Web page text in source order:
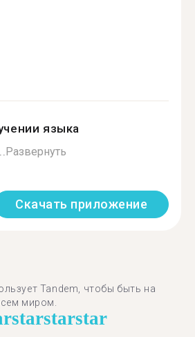
языка
Развернуть
Скачать приложение
Tandem, чтобы быть на
миром.
starstarstar